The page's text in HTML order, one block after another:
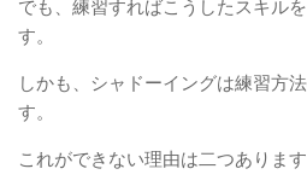
でも、練習すればこうしたスキル
す。
しかも、シャドーイングは練習方
す。
これができない理由は二つあります